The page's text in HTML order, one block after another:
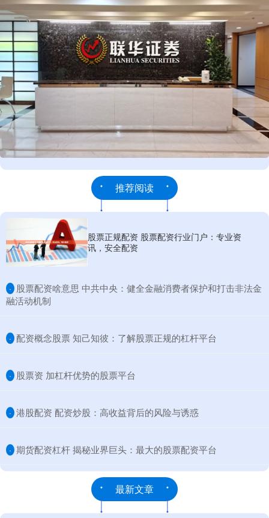
推荐阅读
股票正规配资 股票配资行业门户：专业资
讯，安全配资
· ​股票配资啥意思 中共中央：健全金融消费者保护和打击非法金
融活动机制
· ​配资概念股票 知己知彼：了解股票正规的杠杆平台
· ​股票资 加杠杆优势的股票平台
· ​港股配资 配资炒股：高收益背后的风险与诱惑
· ​期货配资杠杆 揭秘业界巨头：最大的股票配资平台
最新文章